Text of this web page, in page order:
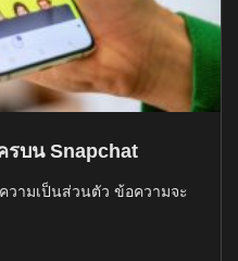
รบน Snapchat
วามเป็นส่วนตัว ข้อความจะ